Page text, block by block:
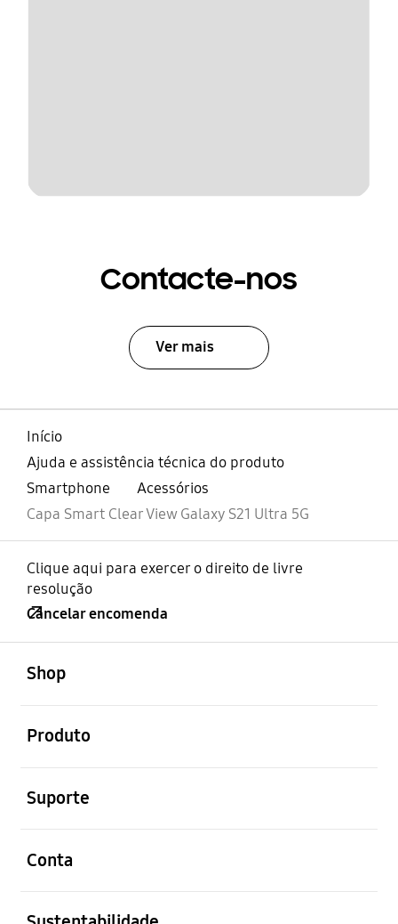
Contacte-nos
Ver mais
Início
Ajuda e assistência técnica do produto
Smartphone
Acessórios
Capa Smart Clear View Galaxy S21 Ultra 5G
Clique aqui para exercer o direito de livre
resolução
Cancelar encomenda
Shop
Produto
Suporte
Conta